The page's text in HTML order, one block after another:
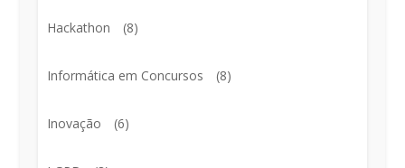
Hackathon (8)
Informática em Concursos (8)
Inovação (6)